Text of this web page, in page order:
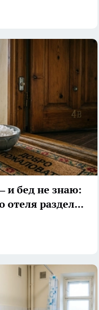
и бед не знаю:
отеля разделил